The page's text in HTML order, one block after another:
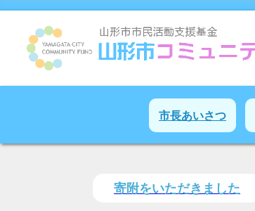
市長あいさつ
寄附をいただきました